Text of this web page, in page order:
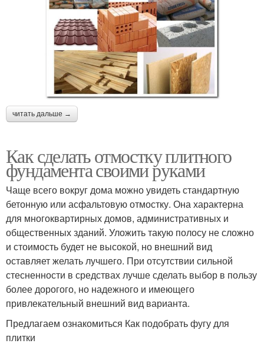
читать дальше →
Как сделать отмостку плитного
фундамента своими руками
Чаще всего вокруг дома можно увидеть стандартную
бетонную или асфальтовую отмостку. Она характерна
для многоквартирных домов, административных и
общественных зданий. Уложить такую полосу не сложно
и стоимость будет не высокой, но внешний вид
оставляет желать лучшего. При отсутствии сильной
стесненности в средствах лучше сделать выбор в пользу
более дорогого, но надежного и имеющего
привлекательный внешний вид варианта.
Предлагаем ознакомиться Как подобрать фугу для
плитки